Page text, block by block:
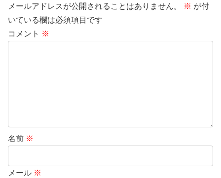
メールアドレスが公開されることはありません。 ※ が付
いている欄は必須項目です
コメント ※
名前 ※
メール ※